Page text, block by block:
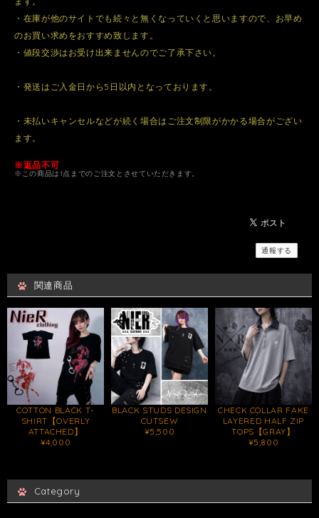
・在庫が他のサイトでも続々と無くなっていくと思いますので、お早め
のお買い求めをおすすめ致します。
・値段交渉はお受け出来ませんのでご了承下さい。
・発送はご入金日から5日以内となっております。
・未払いキャンセルなどが続く場合はご注文制限がかかる場合がござい
ます。
※返品不可
※この商品は1点までのご注文とさせていただきます。
通報する
関連商品
COTTON BLACK T-
SHIRT【OVERLY
ATTACHED】
¥4,000
BLACK STUDS DESIGN
CUTSEW
¥5,500
CHECK COLLAR FAKE
LAYERED HALF ZIP
TOPS【GRAY】
¥5,800
Category